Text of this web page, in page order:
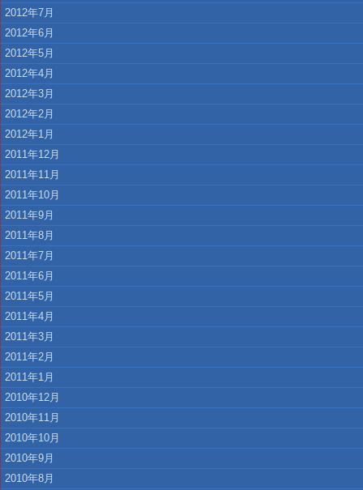
2012年7月
2012年6月
2012年5月
2012年4月
2012年3月
2012年2月
2012年1月
2011年12月
2011年11月
2011年10月
2011年9月
2011年8月
2011年7月
2011年6月
2011年5月
2011年4月
2011年3月
2011年2月
2011年1月
2010年12月
2010年11月
2010年10月
2010年9月
2010年8月